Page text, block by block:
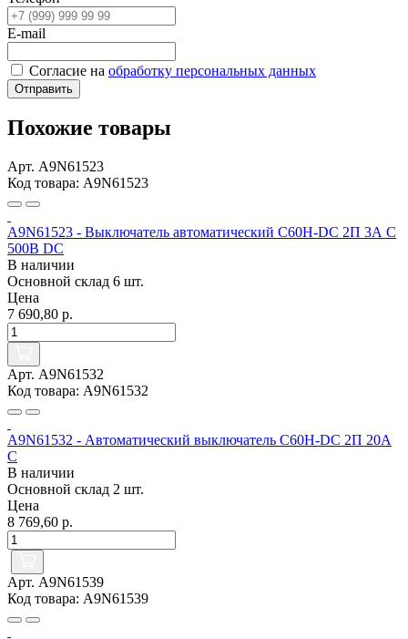
E-mail
Согласие на обработку персональных данных
Отправить
Похожие товары
Арт. A9N61523
Код товара: A9N61523
A9N61523 - Выключатель автоматический C60H-DC 2П 3А C
500В DC
В наличии
Основной склад 6 шт.
Цена
7 690,80 р.
Арт. A9N61532
Код товара: A9N61532
A9N61532 - Автоматический выключатель C60H-DC 2П 20А
C
В наличии
Основной склад 2 шт.
Цена
8 769,60 р.
Арт. A9N61539
Код товара: A9N61539